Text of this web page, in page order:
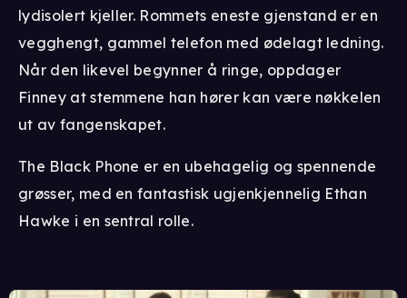
lydisolert kjeller. Rommets eneste gjenstand er en
vegghengt, gammel telefon med ødelagt ledning.
Når den likevel begynner å ringe, oppdager
Finney at stemmene han hører kan være nøkkelen
ut av fangenskapet.
The Black Phone er en ubehagelig og spennende
grøsser, med en fantastisk ugjenkjennelig Ethan
Hawke i en sentral rolle.